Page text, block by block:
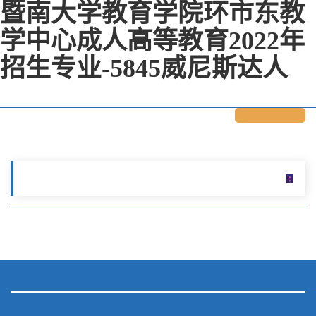
暨南大学教育学院环市东教
学中心成人高等教育2022年
招生专业-5845威尼斯达人